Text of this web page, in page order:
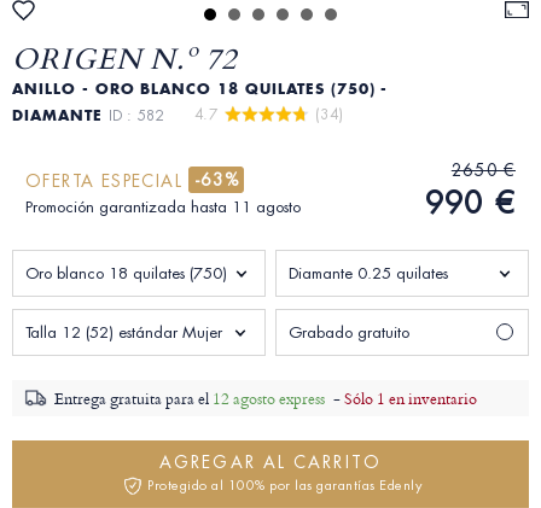
ORIGEN N.º 72
ANILLO - ORO BLANCO 18 QUILATES (750) -
DIAMANTE ID : 582 4.7 (34)
OFERTA ESPECIAL -63%
Promoción garantizada hasta 11 agosto
2650 €
990 €
Oro blanco 18 quilates (750) Diamante 0.25 quilates
Talla 12 (52) estándar Mujer Grabado gratuito
Entrega gratuita para el 12 agosto express -Sólo 1 en inventario
AGREGAR AL CARRITO
Protegido al 100% por las garantías Edenly